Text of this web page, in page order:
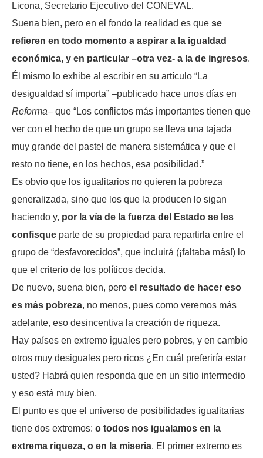
Licona, Secretario Ejecutivo del CONEVAL.
Suena bien, pero en el fondo la realidad es que se
refieren en todo momento a aspirar a la igualdad
económica, y en particular –otra vez- a la de ingresos.
Él mismo lo exhibe al escribir en su artículo “La
desigualdad sí importa” –publicado hace unos días en
Reforma– que “Los conflictos más importantes tienen que
ver con el hecho de que un grupo se lleva una tajada
muy grande del pastel de manera sistemática y que el
resto no tiene, en los hechos, esa posibilidad.”
Es obvio que los igualitarios no quieren la pobreza
generalizada, sino que los que la producen lo sigan
haciendo y, por la vía de la fuerza del Estado se les
confisque parte de su propiedad para repartirla entre el
grupo de “desfavorecidos”, que incluirá (¡faltaba más!) lo
que el criterio de los políticos decida.
De nuevo, suena bien, pero el resultado de hacer eso
es más pobreza, no menos, pues como veremos más
adelante, eso desincentiva la creación de riqueza.
Hay países en extremo iguales pero pobres, y en cambio
otros muy desiguales pero ricos ¿En cuál preferiría estar
usted? Habrá quien responda que en un sitio intermedio
y eso está muy bien.
El punto es que el universo de posibilidades igualitarias
tiene dos extremos: o todos nos igualamos en la
extrema riqueza, o en la miseria. El primer extremo es